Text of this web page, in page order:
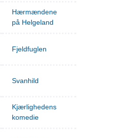
Hærmændene
på Helgeland
Fjeldfuglen
Svanhild
Kjærlighedens
komedie